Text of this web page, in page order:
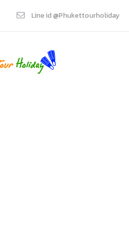
Line id @Phukettourholiday